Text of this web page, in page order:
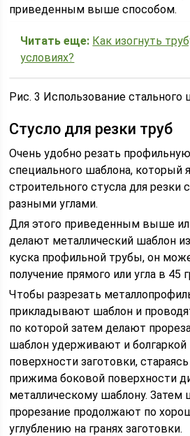
приведенным выше способом.
Читать еще: Как изогнуть
условиях?
Рис. 3 Использование стального
Стусло для резки труб
Очень удобно резать
специального шаблона, который
строительного стусла для резки
разными углами.
Для этого приведенным выше
делают металлический шаблон
куска профильной трубы, он
получение прямого или угла в 45
Чтобы разрезать
прикладывают шаблон и
по которой затем делают
шаблон удерживают и
поверхности заготовки,
прижима боковой поверхности
металлическому шаблону. Затем
прорезание продолжают по
углублению на гранях заготовки.